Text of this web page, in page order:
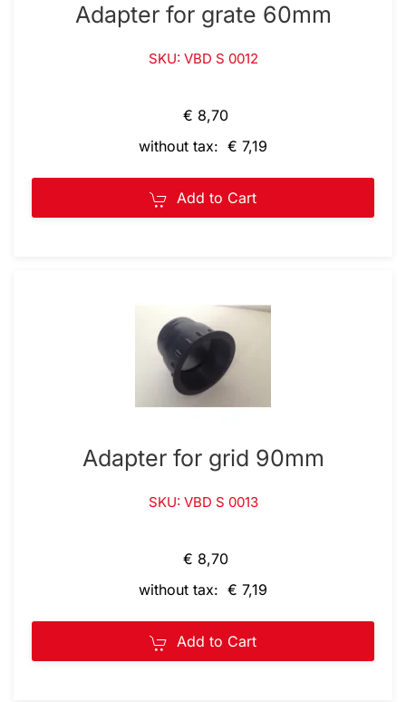
Adapter for grate 60mm
SKU: VBD S 0012
€ 8,70
without tax: € 7,19
Add to Cart
Adapter for grid 90mm
SKU: VBD S 0013
€ 8,70
without tax: € 7,19
Add to Cart